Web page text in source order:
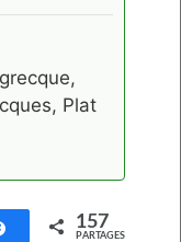
Plat
Partagez157
PARTAGES